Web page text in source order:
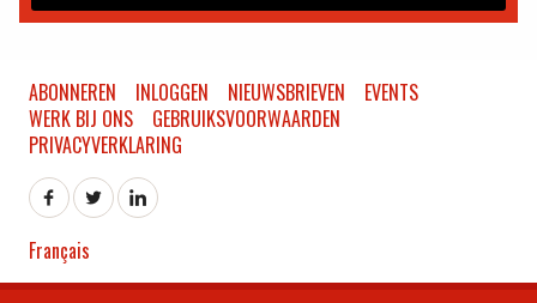
ABONNEREN INLOGGEN NIEUWSBRIEVEN
EVENTS
WERK BIJ ONS
GEBRUIKSVOORWAARDEN
PRIVACYVERKLARING
Français